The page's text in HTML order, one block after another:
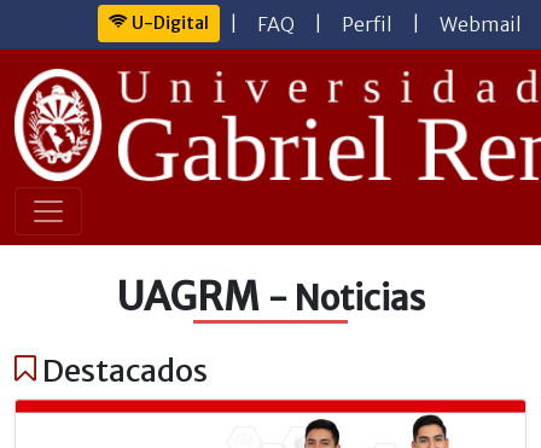
U-Digital FAQ Perfil Webmail
UAGRM - Noticias
Destacados